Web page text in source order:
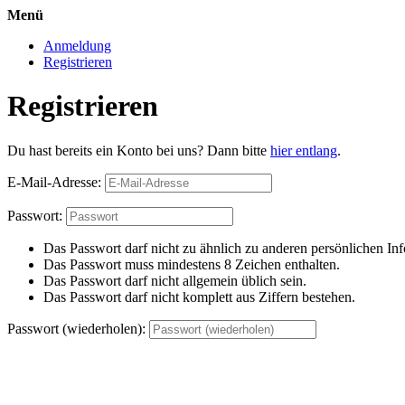
Menü
Anmeldung
Registrieren
Registrieren
Du hast bereits ein Konto bei uns? Dann bitte hier entlang.
E-Mail-Adresse:
Passwort:
Das Passwort darf nicht zu ähnlich zu anderen persönlichen
Das Passwort muss mindestens 8 Zeichen enthalten.
Das Passwort darf nicht allgemein üblich sein.
Das Passwort darf nicht komplett aus Ziffern bestehen.
Passwort (wiederholen):